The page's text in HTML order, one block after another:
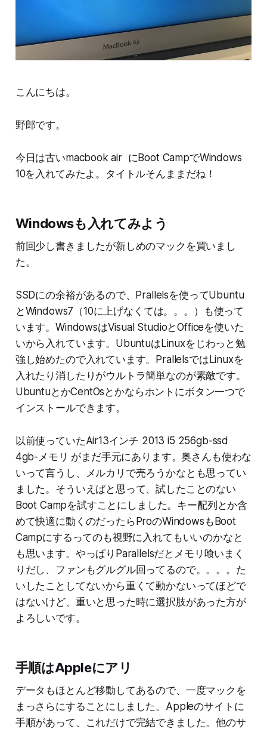
こんにちは。
野郎です。
今日は古いmacbook air にBoot CampでWindows
10を入れてみたよ。タイトルそんままだね！
Windowsも入れてみよう
前回少し書きましたが新しめのマックを買いまし
た。
SSDにの余裕があるので、Prallelsを使ってUbuntu
とWindows7（10に上げなくては。。。）も使って
います。WindowsはVisual StudioとOfficeを使いた
いから入れています。UbuntuはLinuxをじわっと勉
強し始めたので入れています。PrallelsではLinuxを
入れたり消したりがウルトラ簡単なのが素敵です。
UbuntuとかCentOsとかならホントにボタン一つで
インストールできます。
以前使っていたAir13インチ 2013 i5 256gb-ssd
4gb-メモリ がまだ手元にあります。奥さんも使わな
いって言うし、メルカリで売ろうかなとも思ってい
ました。そういえばと思って、試したことのない
Boot Campを試すことにしました。キー配列とか含
めて快適に動くのだったらProのWindowsもBoot
Campにするってのも視野に入れてもいいのかなと
も思います。やっぱりParallelsだとメモリ喰いまく
りだし、ファンもグルグル回ってるので。。。。た
いしたことしてないから重くて動かないってほどで
はないけど、重いと思った時に選択肢があった方が
よろしいです。
手順はAppleにアリ
データもほとんど移動してあるので、一度マックを
まっさらにすることにしました。Appleのサイトに
手順があって、これだけで完結できました。他のサ